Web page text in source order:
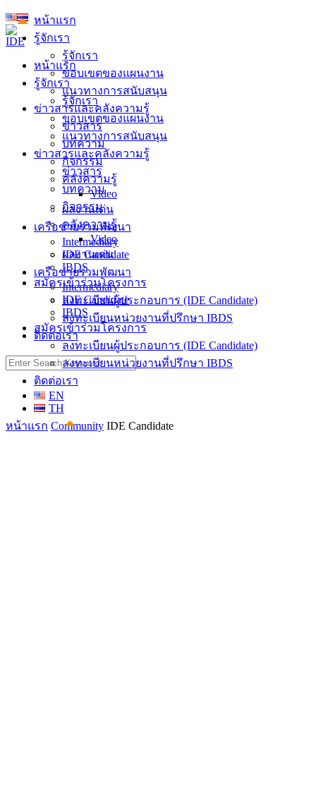
Skip
to
content
หน้าแรก
รู้จักเรา
รู้จักเรา
ขอบเขตของแผนงาน
แนวทางการสนับสนุน
ข่าวสารและคลังความรู้
ข่าวสาร
บทความ
กิจกรรม
คลังความรู้
Video
ผลงานเด่น
เครือข่ายร่วมพัฒนา
Intermediary
IDE Candidate
IBDS
สมัครเข้าร่วมโครงการ
ลงทะเบียนผู้ประกอบการ (IDE Candidate)
ลงทะเบียนหน่วยงานที่ปรึกษา IBDS
ติดต่อเรา
EN
TH
หน้าแรก
รู้จักเรา
รู้จักเรา
ขอบเขตของแผนงาน
แนวทางการสนับสนุน
ข่าวสารและคลังความรู้
ข่าวสาร
บทความ
กิจกรรม
คลังความรู้
Video
ผลงานเด่น
เครือข่ายร่วมพัฒนา
Intermediary
IDE Candidate
IBDS
สมัครเข้าร่วมโครงการ
ลงทะเบียนผู้ประกอบการ (IDE Candidate)
ลงทะเบียนหน่วยงานที่ปรึกษา IBDS
ติดต่อเรา
Search
for:
หน้าแรก Community IDE Candidate